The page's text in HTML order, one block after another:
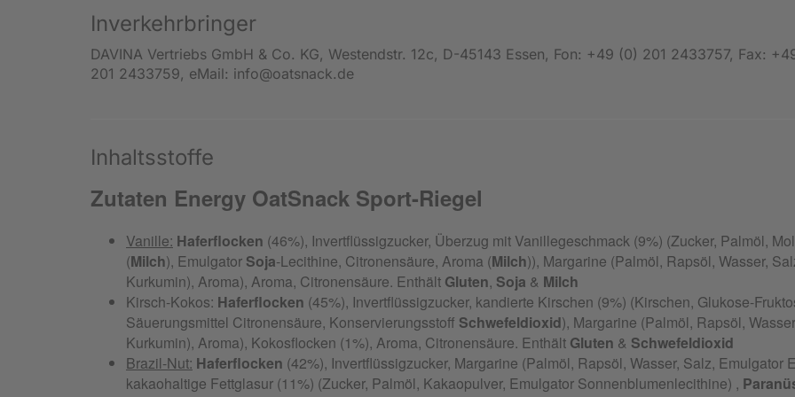
Inverkehrbringer
DAVINA Vertriebs GmbH & Co. KG, Westendstr. 12c, D-45143 Essen, Fon: +49 (0) 201 2433757, Fax:
201 2433759, eMail: info@oatsnack.de
Inhaltsstoffe